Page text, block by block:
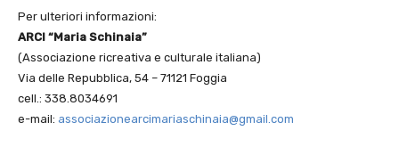
Per ulteriori informazioni:
ARCI “Maria Schinaia”
(Associazione ricreativa e culturale italiana)
Via delle Repubblica, 54 – 71121 Foggia
cell.: 338.8034691
e-mail: associazionearcimariaschinaia@gmail.com